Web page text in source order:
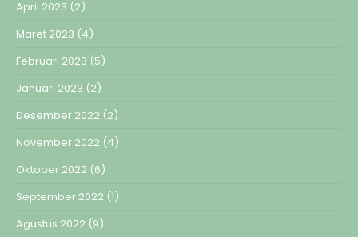
April 2023 (2)
Maret 2023 (4)
Februari 2023 (5)
Januari 2023 (2)
Desember 2022 (2)
November 2022 (4)
Oktober 2022 (6)
September 2022 (1)
Agustus 2022 (9)